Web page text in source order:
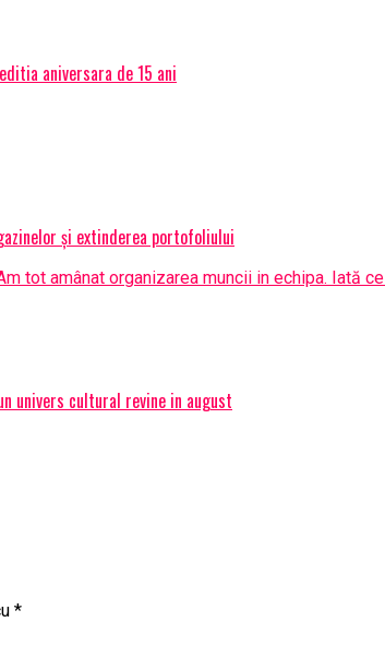
aniversara de 15 ani
și extinderea portofoliului
univers cultural revine in august
*